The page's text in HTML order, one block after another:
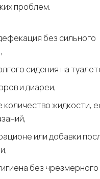
проблем.
без сильного
сидения на
и диареи,
количество жидкости,
или добавки
без